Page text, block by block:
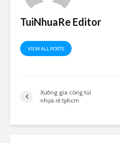
TuiNhuaRe Editor
VIEW ALL POSTS
Xưởng gia công túi
nhựa rẻ tphcm